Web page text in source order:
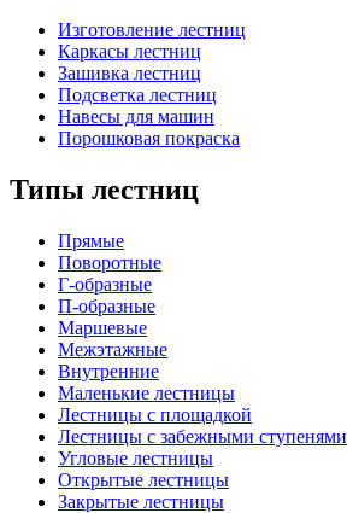
Изготовление лестниц
Каркасы лестниц
Зашивка лестниц
Подсветка лестниц
Навесы для машин
Порошковая покраска
Типы лестниц
Прямые
Поворотные
Г-образные
П-образные
Маршевые
Межэтажные
Внутренние
Маленькие лестницы
Лестницы с площадкой
Лестницы с забежными ступенями
Угловые лестницы
Открытые лестницы
Закрытые лестницы